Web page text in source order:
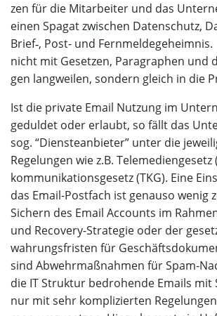
zen für die Mit­ar­bei­ter und das
einen Spa­gat zwi­schen Daten­schutz,
Brief‑, Post- und
nicht mit Geset­zen, Para­gra­phen und
gen lang­wei­len, son­dern gleich in die
Ist die pri­va­te Email Nut­zung im
gedul­det oder erlaubt, so fällt das
sog. “Diens­te­an­bie­ter” unter die
Rege­lun­gen wie z.B.
kom­mu­ni­ka­ti­ons­ge­setz (TKG). Eine
das Email-Post­fach ist genau­so wenig
Sichern des Email Accounts im
und Reco­very-Stra­te­gie oder der
wah­rungs­fris­ten für
sind Abwehr­maß­nah­men für Spam-
die IT Struk­tur bedro­hen­de Emails mit
nur mit sehr kom­pli­zier­ten